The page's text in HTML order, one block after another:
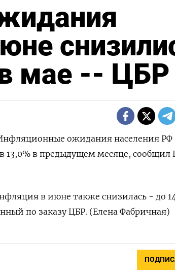
в мае -- ЦБР
‌ожидания населения ​РФ
13,0% ​в ‌предыдущем месяце, ​сообщил
‌в июне ​также снизилась - до
‌по ​заказу ЦБР. (Елена ‌Фабричная)